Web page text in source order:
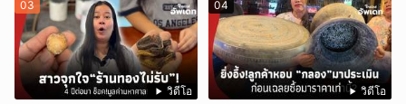
วิดีโอ
03
วิดีโอ
04